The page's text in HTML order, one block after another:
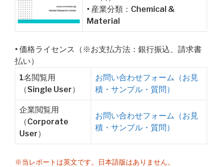
• 産業分類：Chemical &
Material
• 価格ライセンス（※お支払方法：銀行振込、請求書
払い）
1名閲覧用
（Single User）
お問い合わせフォーム（お見
積・サンプル・質問）
企業閲覧用
（Corporate
User）
お問い合わせフォーム（お見
積・サンプル・質問）
※当レポートは英文です。日本語版はありません。